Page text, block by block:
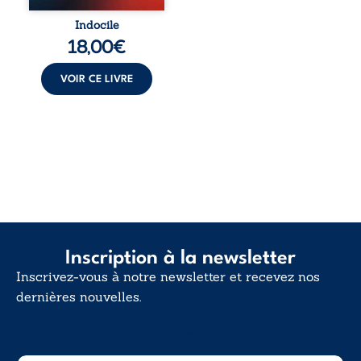
traversée. Une
langue nue. Une
insurrection
calme. Une
déclaration
d’existence pour ...
Indocile
18,00€
VOIR CE LIVRE
Inscription à la newsletter
Inscrivez-vous à notre newsletter et recevez nos
dernières nouvelles.